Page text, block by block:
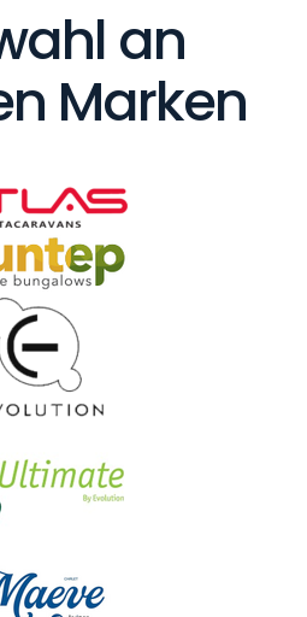
an
Marken